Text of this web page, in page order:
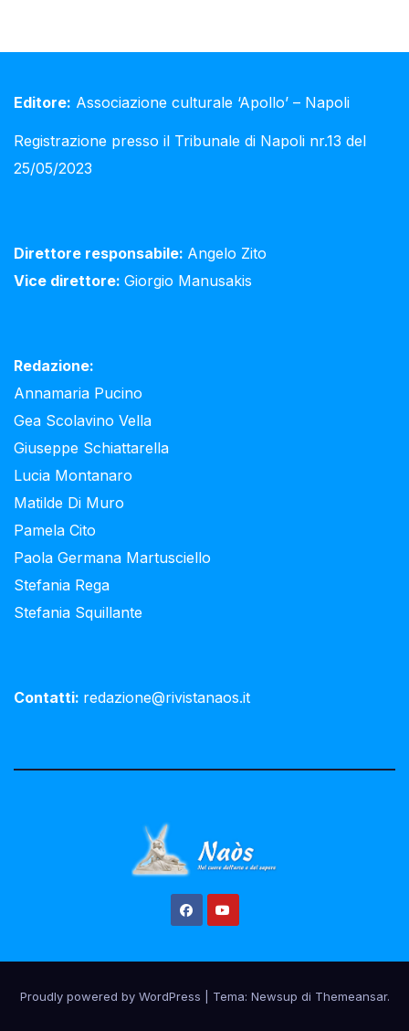
Editore: Associazione culturale ‘Apollo’ – Napoli
Registrazione presso il Tribunale di Napoli nr.13 del
25/05/2023
Direttore responsabile: Angelo Zito
Vice direttore: Giorgio Manusakis
Redazione:
Annamaria Pucino
Gea Scolavino Vella
Giuseppe Schiattarella
Lucia Montanaro
Matilde Di Muro
Pamela Cito
Paola Germana Martusciello
Stefania Rega
Stefania Squillante
Contatti: redazione@rivistanaos.it
Proudly powered by WordPress Tema: Newsup di Themeansar.